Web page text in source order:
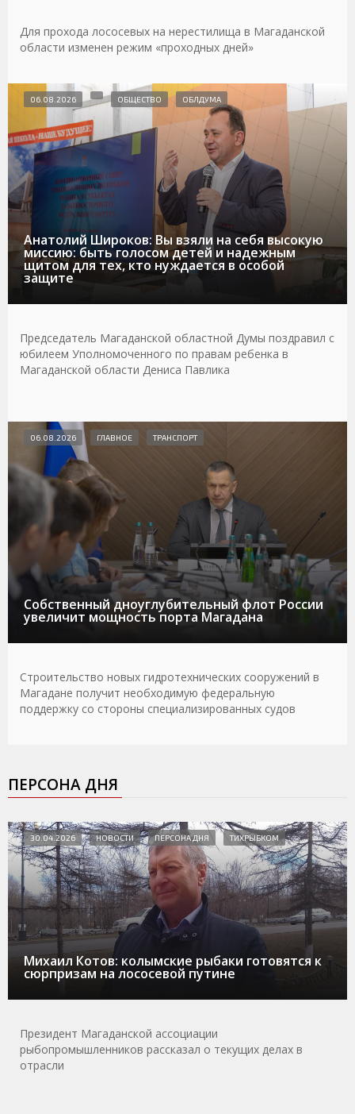
Для прохода лососевых на нерестилища в Магаданской
области изменен режим «проходных дней»
Анатолий Широков: Вы взяли на себя высокую
миссию: быть голосом детей и надежным
щитом для тех, кто нуждается в особой
защите
06.08.2026 ОБЩЕСТВО ОБЛДУМА
Председатель Магаданской областной Думы поздравил с
юбилеем Уполномоченного по правам ребенка в
Магаданской области Дениса Павлика
Собственный дноуглубительный флот России
увеличит мощность порта Магадана
06.08.2026 ГЛАВНОЕ ТРАНСПОРТ
Строительство новых гидротехнических сооружений в
Магадане получит необходимую федеральную
поддержку со стороны специализированных судов
ПЕРСОНА ДНЯ
Михаил Котов: колымские рыбаки готовятся к
сюрпризам на лососевой путине
30.04.2026 НОВОСТИ ПЕРСОНА ДНЯ ТИХРЫБКОМ
Президент Магаданской ассоциации
рыбопромышленников рассказал о текущих делах в
отрасли